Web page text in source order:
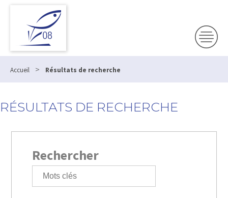
Accueil > Résultats de recherche
RÉSULTATS DE RECHERCHE
Rechercher